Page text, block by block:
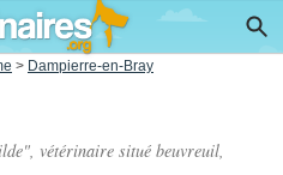
> Dampierre-en-Bray
vétérinaire situé beuvreuil,